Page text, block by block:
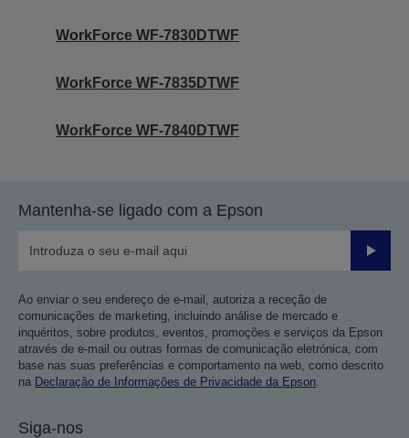
WorkForce WF-7830DTWF
WorkForce WF-7835DTWF
WorkForce WF-7840DTWF
Mantenha-se ligado com a Epson
Enviar
Ao enviar o seu endereço de e-mail, autoriza a receção de
comunicações de marketing, incluindo análise de mercado e
inquéritos, sobre produtos, eventos, promoções e serviços da Epson
através de e-mail ou outras formas de comunicação eletrónica, com
base nas suas preferências e comportamento na web, como descrito
na Declaração de Informações de Privacidade da Epson.
Siga-nos